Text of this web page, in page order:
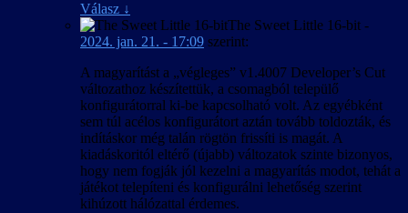
Válasz ↓
The Sweet Little 16-bit -
2024. jan. 21. - 17:09 szerint:
A magyarítást a „végleges” v1.4007 Developer’s Cut
változathoz készítettük, a csomagból települő
konfigurátorral ki-be kapcsolható volt. Az egyébként
sem túl acélos konfigurátort aztán tovább toldozták, és
indításkor még talán rögtön frissíti is magát. A
kiadáskoritól eltérő (újabb) változatok szinte bizonyos,
hogy nem fogják jól kezelni a magyarítás modot, tehát a
játékot telepíteni és konfigurálni lehetőség szerint
kihúzott hálózattal érdemes.